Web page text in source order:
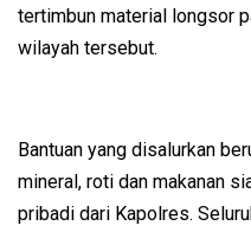
tertimbun material longsor
wilayah tersebut.
Bantuan yang disalurkan
mineral, roti dan makanan
pribadi dari Kapolres.